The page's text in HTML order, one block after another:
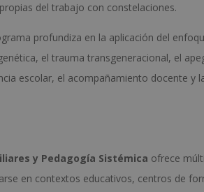
del trabajo con constelaciones.
profundiza en la aplicación del
el trauma transgeneracional, el
escolar, el acompañamiento docente y
y Pedagogía Sistémica ofrece
en contextos educativos, centros de